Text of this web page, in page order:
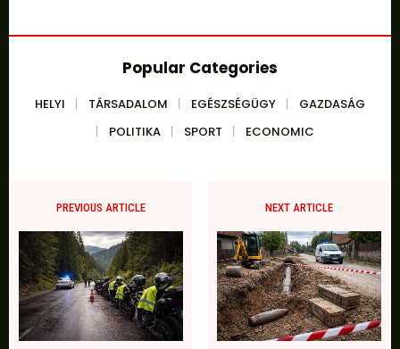
Popular Categories
HELYI TÁRSADALOM EGÉSZSÉGÜGY
GAZDASÁG
POLITIKA
SPORT ECONOMIC
PREVIOUS ARTICLE NEXT ARTICLE